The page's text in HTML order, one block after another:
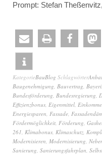
Prompt: Stefan Theßenvitz,
KategorieBauBlog Schlagwörter
Baugenehmigung, Bauvertrag,
Bundesförderung, Bundesregierung,
Effizienzbonus, Eigenmittel,
Energiesparen, Fassade,
Fördermöglichkeit, Förderung,
261, Klimabonus, Klimaschutz,
Modernisieren, Modernisierung,
Sanierung, Sanierungsfahrplan,